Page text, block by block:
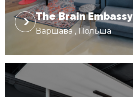
The Brain Embassy
Варшава , Польша